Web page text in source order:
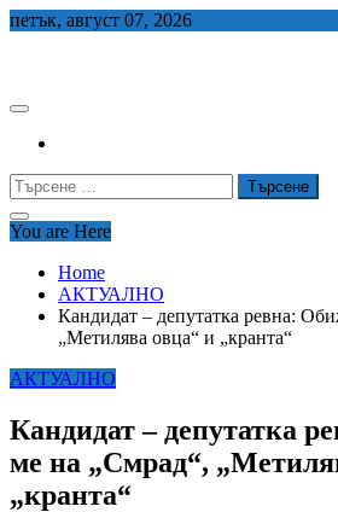
Skip
петък, август 07, 2026
Търсене
за:
You are Here
Home
АКТУАЛНО
Кандидат – депутатка ревна:
„Метилява овца“ и „кранта“
АКТУАЛНО
Кандидат – депутатка
ме на „Смрад“,
„кранта“